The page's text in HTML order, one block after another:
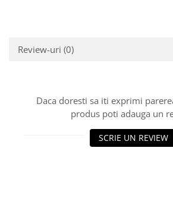
Review-uri (0)
Daca doresti sa iti exprimi
produs poti adauga un
SCRIE UN REVIEW